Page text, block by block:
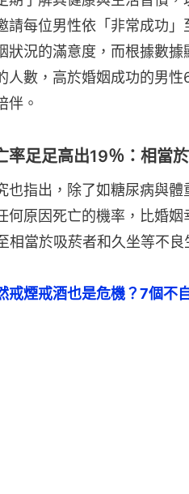
請每位男性依「非常成功
狀況的滿意度，而根據數
人數，高於婚姻成功的男
伴。
率足足高出19％：相當
也指出，除了如糖尿病與體
何原因死亡的機率，比婚姻
相當於吸菸者和久坐等不良
戒煙戒酒也是危機？7個不